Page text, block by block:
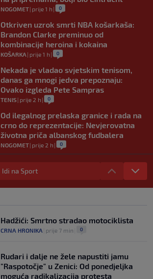
NOGOMET| prije 1 h | 0
Otkriven uzrok smrti NBA košarkaša:
Brandon Clarke preminuo od
kombinacije heroina i kokaina
KOŠARKA | prije 1 h | 0
Nekada je vladao svjetskim tenisom,
danas ga mnogi jedva prepoznaju:
Ovako izgleda Pete Sampras
TENIS| prije 2 h | 0
Od ilegalnog prelaska granice i rada na
crno do reprezentacije: Nevjerovatna
životna priča albanskog fudbalera
NOGOMET| prije 2 h | 0
Deco iz sjene preokrenuo posao: Rodri
bio bliži Real Madridu, a sada je na
0
Reprezentativac Argentine stigao iz
Atlético Madrida
prije 2 h | 0
Idi na Sport
Hadžići: Smrtno stradao motociklista
CRNA HRONIKA prije 7 min 0
Rudari i dalje ne žele napustiti jamu
"Raspotočje" u Zenici: Od ponedjeljka
moguća radikalizacija protesta